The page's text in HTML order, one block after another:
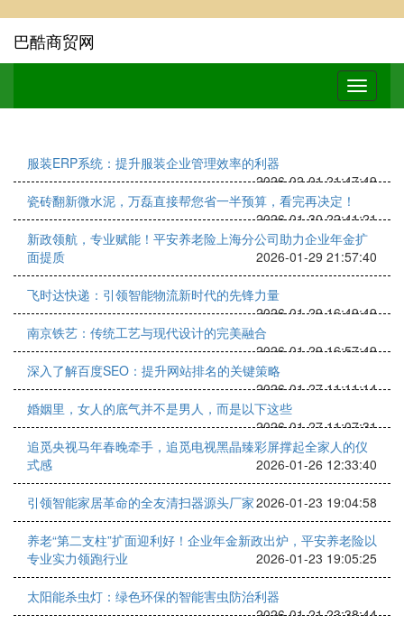
巴酷商贸网
服装ERP系统：提升服装企业管理效率的利器
2026-02-01 21:47:49
瓷砖翻新微水泥，万磊直接帮您省一半预算，看完再决定！
2026-01-30 22:41:21
新政领航，专业赋能！平安养老险上海分公司助力企业年金扩
面提质
2026-01-29 21:57:40
飞时达快递：引领智能物流新时代的先锋力量
2026-01-29 16:49:49
南京铁艺：传统工艺与现代设计的完美融合
2026-01-29 16:57:49
深入了解百度SEO：提升网站排名的关键策略
2026-01-27 11:11:14
婚姻里，女人的底气并不是男人，而是以下这些
2026-01-27 11:07:31
追觅央视马年春晚牵手，追觅电视黑晶臻彩屏撑起全家人的仪
式感
2026-01-26 12:33:40
引领智能家居革命的全友清扫器源头厂家2026-01-23 19:04:58
养老“第二支柱”扩面迎利好！企业年金新政出炉，平安养老险以
专业实力领跑行业
2026-01-23 19:05:25
太阳能杀虫灯：绿色环保的智能害虫防治利器
2026-01-21 23:38:44